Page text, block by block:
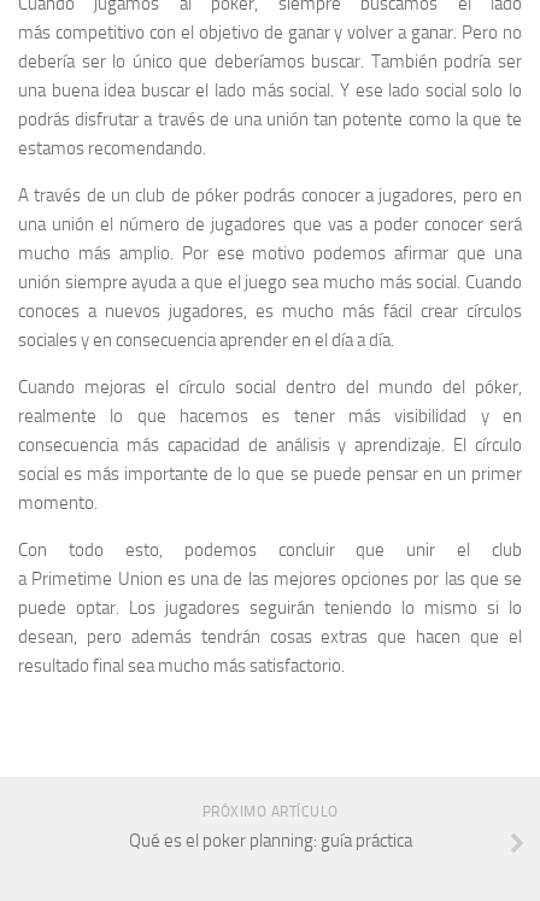
más competitivo con el objetivo de ganar y volver a ganar. Pero no
debería ser lo único que deberíamos buscar. También podría ser
una buena idea buscar el lado más social. Y ese lado social solo lo
podrás disfrutar a través de una unión tan potente como la que te
estamos recomendando.
A través de un club de póker podrás conocer a jugadores, pero en
una unión el número de jugadores que vas a poder conocer será
mucho más amplio. Por ese motivo podemos afirmar que una
unión siempre ayuda a que el juego sea mucho más social. Cuando
conoces a nuevos jugadores, es mucho más fácil crear círculos
sociales y en consecuencia aprender en el día a día.
Cuando mejoras el círculo social dentro del mundo del póker,
realmente lo que hacemos es tener más visibilidad y en
consecuencia más capacidad de análisis y aprendizaje. El círculo
social es más importante de lo que se puede pensar en un primer
momento.
Con todo esto, podemos concluir que unir el club
a Primetime Union es una de las mejores opciones por las que se
puede optar. Los jugadores seguirán teniendo lo mismo si lo
desean, pero además tendrán cosas extras que hacen que el
resultado final sea mucho más satisfactorio.
PRÓXIMO ARTÍCULO
Qué es el poker planning: guía práctica